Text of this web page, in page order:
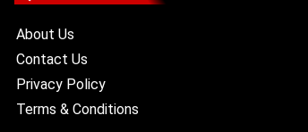
About Us
Contact Us
Privacy Policy
Terms & Conditions